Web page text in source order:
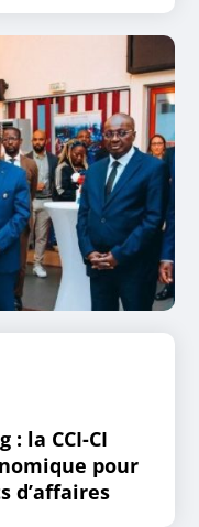
: la CCI-CI
pour
d’affaires